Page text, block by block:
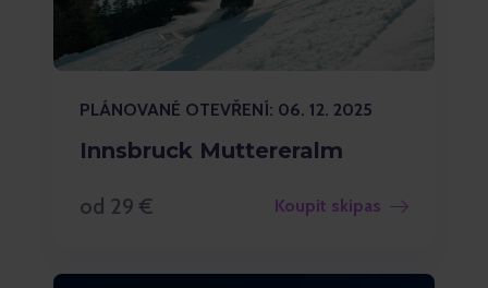
PLÁNOVANÉ OTEVŘENÍ: 06. 12. 2025
Innsbruck Muttereralm
od 29 € Koupit skipas